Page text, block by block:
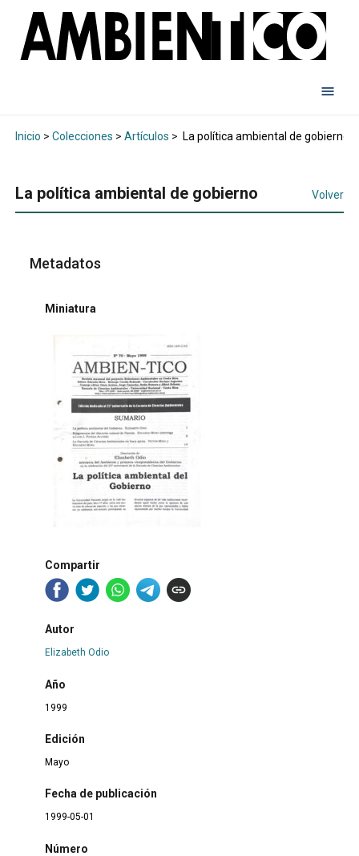
Inicio > Colecciones > Artículos > La política ambiental de gobierno
La política ambiental de gobierno Volver
Metadatos
Miniatura
Compartir
Autor
Elizabeth Odio
Año
1999
Edición
Mayo
Fecha de publicación
1999-05-01
Número